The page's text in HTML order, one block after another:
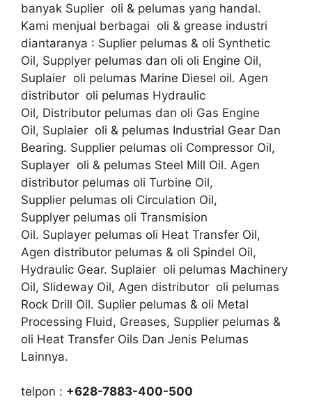
banyak Suplier oli & pelumas yang handal.
Kami menjual berbagai oli & grease industri
diantaranya : Suplier pelumas & oli Synthetic
Oil, Supplyer pelumas dan oli oli Engine Oil,
Suplaier oli pelumas Marine Diesel oil. Agen
distributor oli pelumas Hydraulic
Oil, Distributor pelumas dan oli Gas Engine
Oil, Suplaier oli & pelumas Industrial Gear Dan
Bearing. Supplier pelumas oli Compressor Oil,
Suplayer oli & pelumas Steel Mill Oil. Agen
distributor pelumas oli Turbine Oil,
Supplier pelumas oli Circulation Oil,
Supplyer pelumas oli Transmision
Oil. Suplayer pelumas oli Heat Transfer Oil,
Agen distributor pelumas & oli Spindel Oil,
Hydraulic Gear. Suplaier oli pelumas Machinery
Oil, Slideway Oil, Agen distributor oli pelumas
Rock Drill Oil. Suplier pelumas & oli Metal
Processing Fluid, Greases, Supplier pelumas &
oli Heat Transfer Oils Dan Jenis Pelumas
Lainnya.
telpon : +628-7883-400-500